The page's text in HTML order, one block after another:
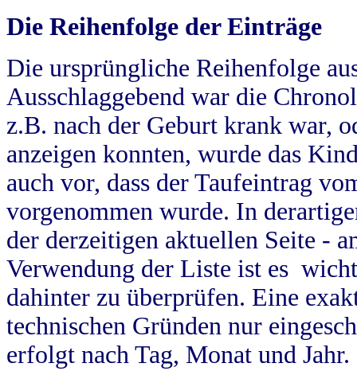
Die Reihenfolge der Einträge
Die ursprüngliche Reihenfolge
Ausschlaggebend war die
z.B. nach der Geburt krank war,
anzeigen konnten, wurde das
auch vor, dass der Taufeintrag
vorgenommen wurde. In
der derzeitigen aktuellen Seite -
Verwendung der Liste ist es
dahinter zu überprüfen. Eine
technischen Gründen nur
erfolgt nach Tag, Monat und Jahr.